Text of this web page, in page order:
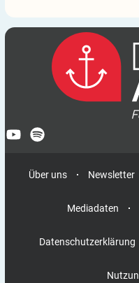
Über uns Newsletter
Mediadaten
Datenschutzerklärung